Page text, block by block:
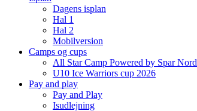
Dagens isplan
Hal 1
Hal 2
Mobilversion
Camps og cups
All Star Camp Powered by Spar Nord
U10 Ice Warriors cup 2026
Pay and play
Pay and Play
Isudlejning